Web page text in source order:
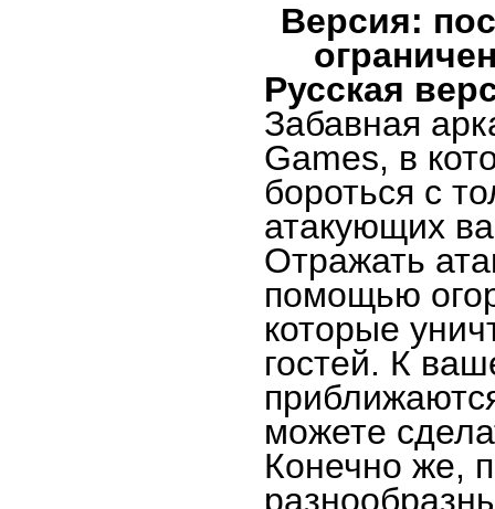
Версия:
Русская
Забавная
Games, в
бороться с
атакующих
Отражать
помощью
которые
гостей. К
можете
Конечно же,